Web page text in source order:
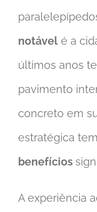
notável é a
últimos anos
pavimento
concreto em
estratégica
benefícios
A experiência